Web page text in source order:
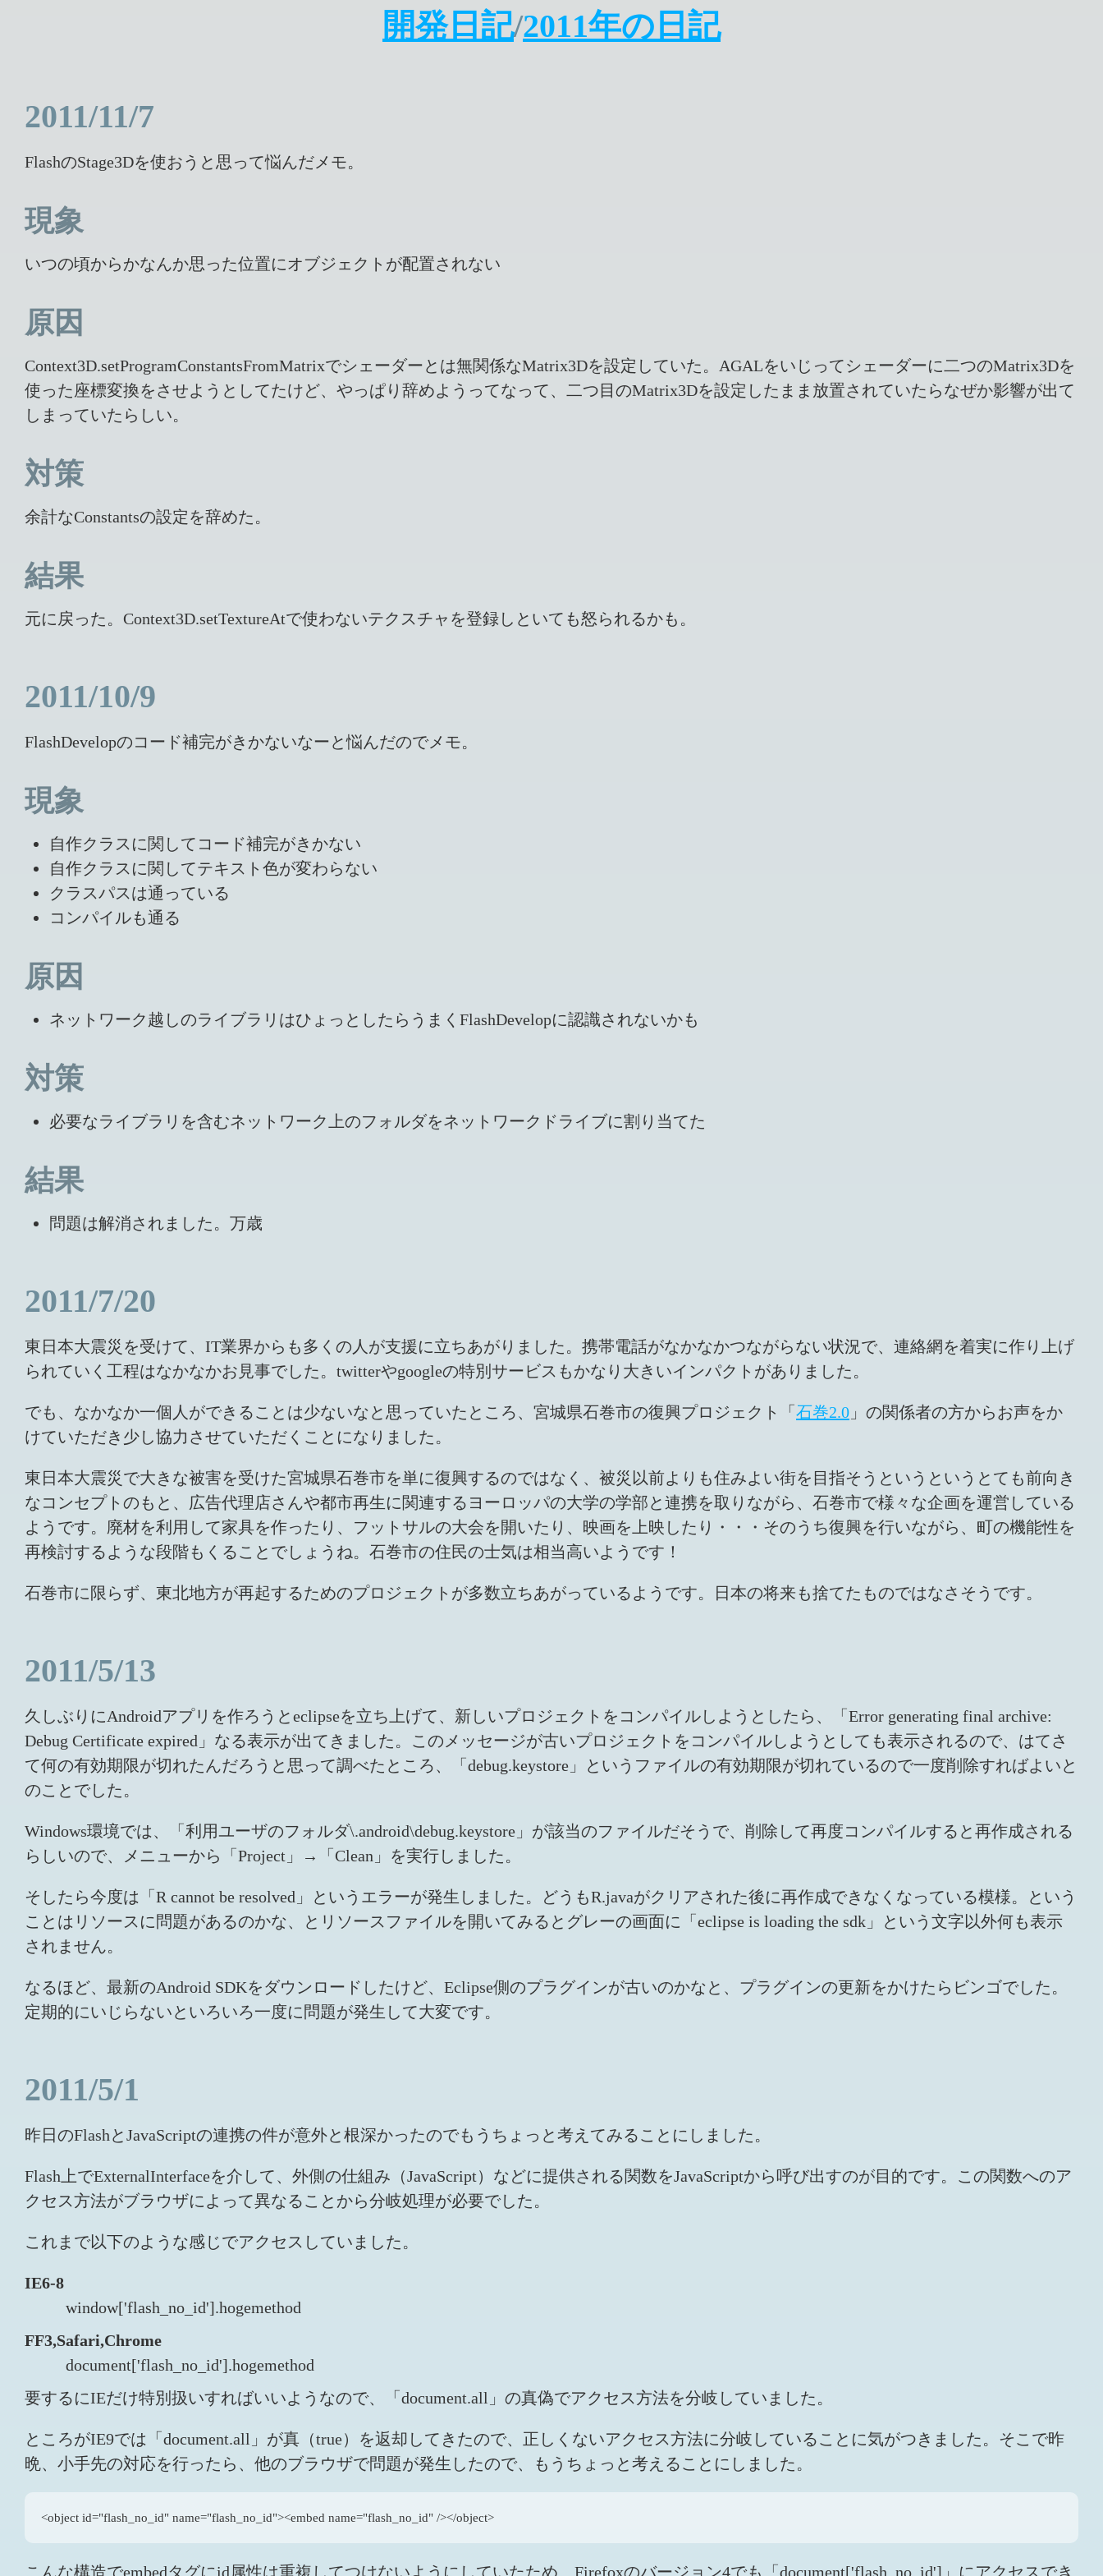
開発日記/2011年の日記
2011/11/7
FlashのStage3Dを使おうと思って悩んだメモ。
現象
いつの頃からかなんか思った位置にオブジェクトが配置されない
原因
Context3D.setProgramConstantsFromMatrixでシェーダーとは無関係なMatrix3Dを設定していた。AGALをいじってシェーダーに二つのMatrix3Dを
使った座標変換をさせようとしてたけど、やっぱり辞めようってなって、二つ目のMatrix3Dを設定したまま放置されていたらなぜか影響が出て
しまっていたらしい。
対策
余計なConstantsの設定を辞めた。
結果
元に戻った。Context3D.setTextureAtで使わないテクスチャを登録しといても怒られるかも。
2011/10/9
FlashDevelopのコード補完がきかないなーと悩んだのでメモ。
現象
自作クラスに関してコード補完がきかない
自作クラスに関してテキスト色が変わらない
クラスパスは通っている
コンパイルも通る
原因
ネットワーク越しのライブラリはひょっとしたらうまくFlashDevelopに認識されないかも
対策
必要なライブラリを含むネットワーク上のフォルダをネットワークドライブに割り当てた
結果
問題は解消されました。万歳
2011/7/20
東日本大震災を受けて、IT業界からも多くの人が支援に立ちあがりました。携帯電話がなかなかつながらない状況で、連絡網を着実に作り上げ
られていく工程はなかなかお見事でした。twitterやgoogleの特別サービスもかなり大きいインパクトがありました。
でも、なかなか一個人ができることは少ないなと思っていたところ、宮城県石巻市の復興プロジェクト「 石巻2.0 」の関係者の方からお声をか
けていただき少し協力させていただくことになりました。
東日本大震災で大きな被害を受けた宮城県石巻市を単に復興するのではなく、被災以前よりも住みよい街を目指そうというというとても前向き
なコンセプトのもと、広告代理店さんや都市再生に関連するヨーロッパの大学の学部と連携を取りながら、石巻市で様々な企画を運営している
ようです。廃材を利用して家具を作ったり、フットサルの大会を開いたり、映画を上映したり・・・そのうち復興を行いながら、町の機能性を
再検討するような段階もくることでしょうね。石巻市の住民の士気は相当高いようです！
石巻市に限らず、東北地方が再起するためのプロジェクトが多数立ちあがっているようです。日本の将来も捨てたものではなさそうです。
2011/5/13
久しぶりにAndroidアプリを作ろうとeclipseを立ち上げて、新しいプロジェクトをコンパイルしようとしたら、「Error generating final archive:
Debug Certificate expired」なる表示が出てきました。このメッセージが古いプロジェクトをコンパイルしようとしても表示されるので、はてさ
て何の有効期限が切れたんだろうと思って調べたところ、「debug.keystore」というファイルの有効期限が切れているので一度削除すればよいと
のことでした。
Windows環境では、「利用ユーザのフォルダ\.android\debug.keystore」が該当のファイルだそうで、削除して再度コンパイルすると再作成される
らしいので、メニューから「Project」→「Clean」を実行しました。
そしたら今度は「R cannot be resolved」というエラーが発生しました。どうもR.javaがクリアされた後に再作成できなくなっている模様。という
ことはリソースに問題があるのかな、とリソースファイルを開いてみるとグレーの画面に「eclipse is loading the sdk」という文字以外何も表示
されません。
なるほど、最新のAndroid SDKをダウンロードしたけど、Eclipse側のプラグインが古いのかなと、プラグインの更新をかけたらビンゴでした。
定期的にいじらないといろいろ一度に問題が発生して大変です。
2011/5/1
昨日のFlashとJavaScriptの連携の件が意外と根深かったのでもうちょっと考えてみることにしました。
Flash上でExternalInterfaceを介して、外側の仕組み（JavaScript）などに提供される関数をJavaScriptから呼び出すのが目的です。この関数へのア
クセス方法がブラウザによって異なることから分岐処理が必要でした。
これまで以下のような感じでアクセスしていました。
IE6-8
window['flash_no_id'].hogemethod
FF3,Safari,Chrome
document['flash_no_id'].hogemethod
要するにIEだけ特別扱いすればいいようなので、「document.all」の真偽でアクセス方法を分岐していました。
ところがIE9では「document.all」が真（true）を返却してきたので、正しくないアクセス方法に分岐していることに気がつきました。そこで昨
晩、小手先の対応を行ったら、他のブラウザで問題が発生したので、もうちょっと考えることにしました。
<object id="flash_no_id" name="flash_no_id"><embed name="flash_no_id" /></object>
こんな構造でembedタグにid属性は重複してつけないようにしていたため、Firefoxのバージョン4でも「document['flash_no_id']」にアクセスでき